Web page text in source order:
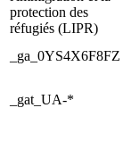
protection des
réfugiés (LIPR)
_ga_0YS4X6F8FZ
_gat_UA-*